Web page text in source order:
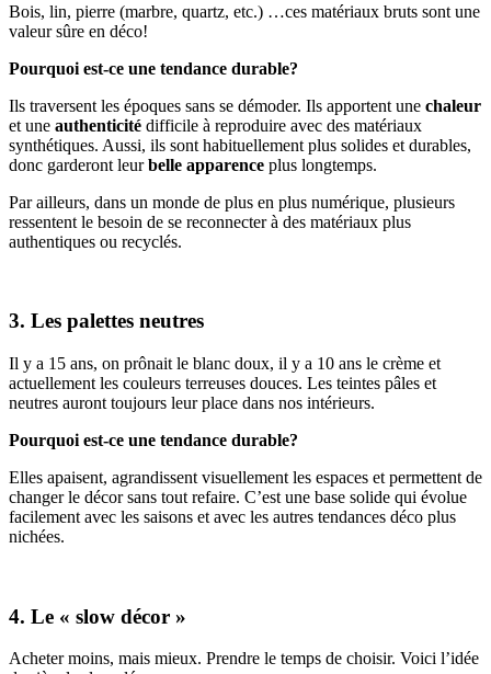
Bois, lin, pierre (marbre, quartz, etc.) …ces matériaux bruts sont une
valeur sûre en déco!
Pourquoi est-ce une tendance durable?
Ils traversent les époques sans se démoder. Ils apportent une chaleur
et une authenticité difficile à reproduire avec des matériaux
synthétiques. Aussi, ils sont habituellement plus solides et durables,
donc garderont leurbelle apparence plus longtemps.
Par ailleurs, dans un monde de plus en plus numérique, plusieurs
ressentent le besoin de se reconnecter à des matériaux plus
authentiques ou recyclés.
3. Les palettes neutres
Il y a 15 ans, on prônait le blanc doux, il y a 10 ans le crème et
actuellement les couleurs terreuses douces. Les teintes pâles et
neutres auront toujours leur place dans nos intérieurs.
Pourquoi est-ce une tendance durable?
Elles apaisent, agrandissent visuellement les espaces et permettent de
changer le décor sans tout refaire. C’est une base solide qui évolue
facilement avec les saisons et avec les autres tendances déco plus
nichées.
4. Le « slow décor »
Acheter moins, mais mieux. Prendre le temps de choisir. Voici l’idée